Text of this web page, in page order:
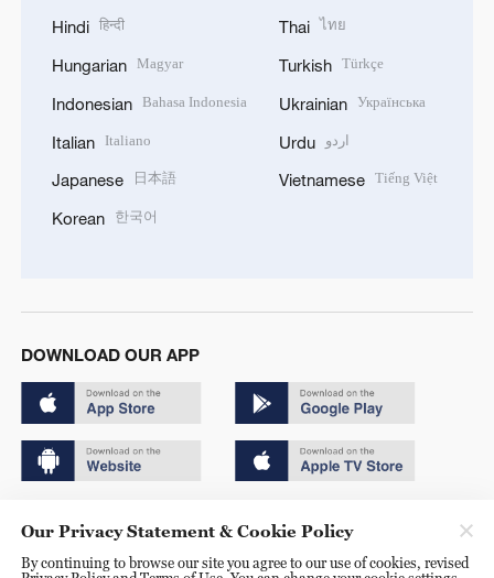
Hindi हिन्दी
Hungarian Magyar
Indonesian Bahasa Indonesia
Italian Italiano
Japanese 日本語
Korean 한국어
Thai ไทย
Turkish Türkçe
Ukrainian Українська
Urdu اردو
Vietnamese Tiếng Việt
DOWNLOAD OUR APP
京ICP备20000184号
Our Privacy Statement & Cookie Policy
By continuing to browse our site you agree to our use of cookies, revised